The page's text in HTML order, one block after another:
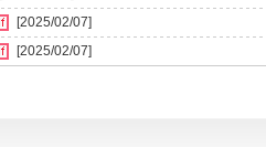
[2025/02/07]
[2025/02/07]